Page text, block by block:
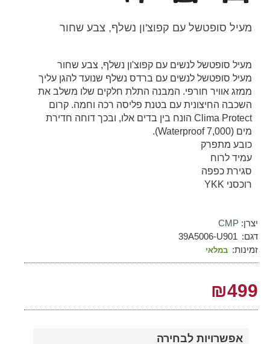
מעיל סופטשל עם קפוצ'ון נשלף, צבע שחור
מעיל סופטשל לנשים עם קפוצ'ון נשלף, צבע שחור
מעיל סופטשל לנשים עם ברדס נשלף שנועד להגן עליך
ממזג אוויר חורפי. המבנה התלת חלקים שלו משלב את
השכבה החיצונית עם בטנת פליסה רכה וחמה. קרום
Clima Protect הונח בין בדים אלו, ובכך דוחה חדירת
מים (Waterproof 7,000).
כובע מתפרק
עמיד לרוח
סגירת כפפה
רוכסני YKK
יצרן: CMP
דגם: 39A5006-U901
זמינות: במלאי
₪499
אפשרויות לבחירה